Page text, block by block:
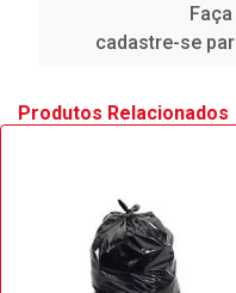
cadastre-se
Produtos Relacionados